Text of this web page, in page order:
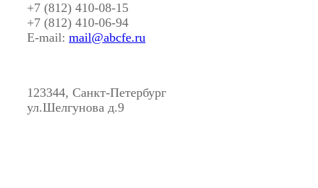
+7 (812) 410-08-15
+7 (812) 410-06-94
E-mail: mail@abcfe.ru
123344, Санкт-Петербург
ул.Шелгунова д.9